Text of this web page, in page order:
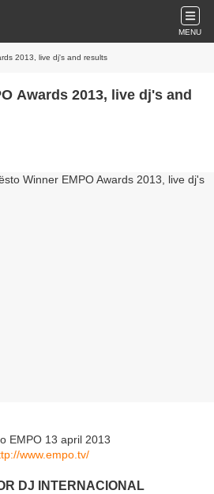
MENU
2013, live dj's and results
Awards 2013, live dj's and
www.empo.tv/
DJ INTERNACIONAL